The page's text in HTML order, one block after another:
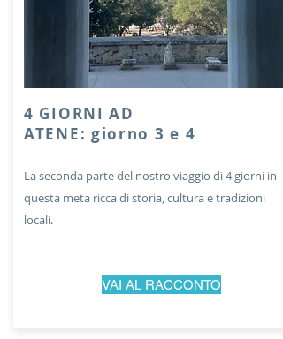
4 GIORNI AD
ATENE: giorno 3 e 4
La seconda parte del nostro viaggio di 4 giorni in
questa meta ricca di storia, cultura e tradizioni
locali.
VAI AL RACCONTO